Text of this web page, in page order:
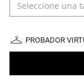
Seleccione una
PROBADOR